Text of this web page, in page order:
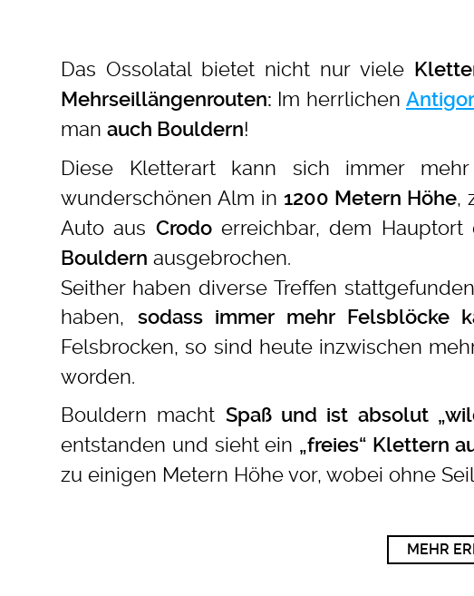
Das Ossolatal bietet nicht nur viele
Mehrseillängenrouten: Im herrlichen
man auch Bouldern!
Diese Kletterart kann sich immer
wunderschönen Alm in 1200 Metern Höhe,
Auto aus Crodoerreichbar, dem Hauptort
Bouldern ausgebrochen.
Seither haben diverse Treffen
haben, sodass immer mehr Felsblöcke
Felsbrocken, so sind heute inzwischen
worden.
Bouldern macht Spaß und ist absolut
entstanden und sieht ein „freies“ Klettern
zu einigen Metern Höhe vor, wobei ohne
MEHR